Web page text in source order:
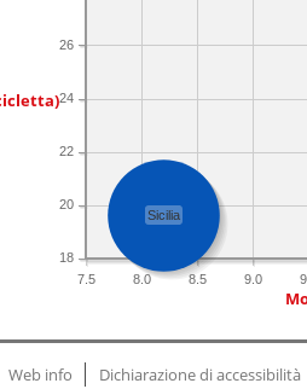
7.5 8.0 8.5 9.0
18
20
22
24
26
Sicilia
Web info Dichiarazione di accessibilità